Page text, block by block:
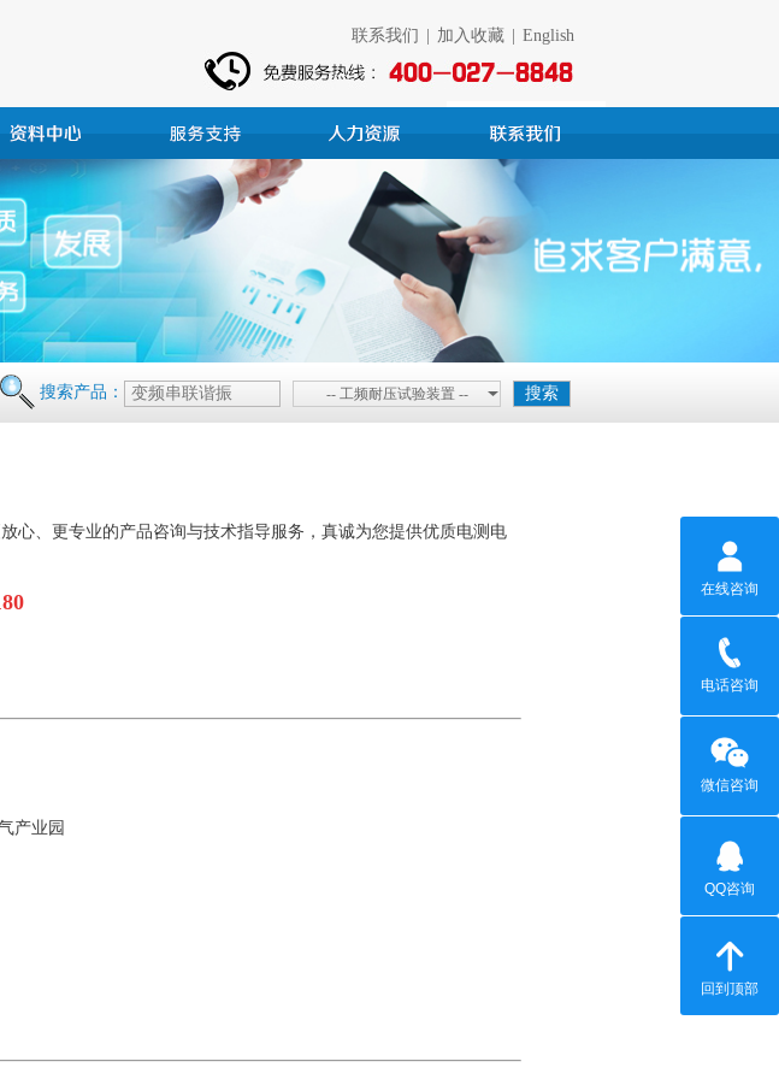
联系我们 加入收藏 English
搜索产品： -- 工频耐压试验装置 --
心、更专业的产品咨询与技术指导服务，真诚为您提供优质电测电
产业园
在线咨询
电话咨询
微信咨询
QQ咨询
回到顶部